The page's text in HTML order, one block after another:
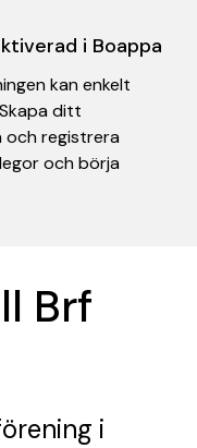
i Boappa
kan enkelt
ditt
och registrera
och börja
Brf
i